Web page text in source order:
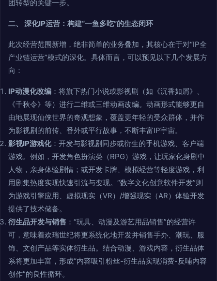
团转型的关键一步。
二、 深化IP运营：构建“一鱼多吃”的生态闭环
此次经营范围新增，绝非简单的业务叠加，其核心在于对“IP全
产业链运营”模式的深化。具体而言，可以预见以下几个发展方
向：
IP动漫化改编 ：将旗下热门小说或影视剧（如《沉香如屑》、
《千秋令》等）进行二维或三维动画改编。动画形式能够更自
由地展现仙侠世界的奇观想象，覆盖更年轻的受众群体，并作
为影视剧的前传、番外或平行故事，不断丰富IP宇宙。
影视IP游戏化：开发与影视剧同步或衍生的手机游戏、客户端
游戏。例如，开发角色扮演类（RPG）游戏，让玩家化身剧中
人物，亲身体验剧情；或开发卡牌、模拟经营等轻度游戏，利
用剧集热度实现快速引流与变现。“数字文化创意软件开发”则
为游戏引擎应用、虚拟现实（VR）/增强现实（AR）体验开发
提供了技术储备。
衍生品开发与销售 ：“玩具、动漫及游艺用品销售”的经营许
可，意味着欢瑞世纪将更系统化地开发并销售手办、潮玩、服
饰、文创产品等实体衍生品。结合动漫、游戏内容，衍生品体
系将更加丰富，形成“内容吸引粉丝-衍生品实现消费-反哺内容
创作”的良性循环。